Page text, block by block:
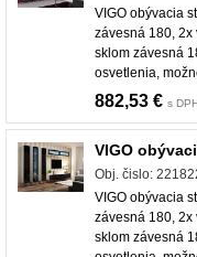
VIGO obývacia
závesná 180, 2x
sklom závesná
osvetlenia,
882,53 € s
VIGO
Obj. čislo:
VIGO obývacia
závesná 180, 2x
sklom závesná